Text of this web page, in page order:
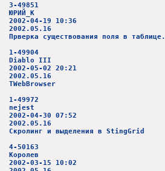
3-49851
ЮРИЙ_К
2002-04-19 10:36
2002.05.16
Прверка существования поля в таблице.
1-49904
Diablo III
2002-05-02 20:21
2002.05.16
TWebBrowser
1-49972
nejest
2002-04-30 07:52
2002.05.16
Скролинг и выделения в StingGrid
4-50163
Королев
2002-03-15 10:02